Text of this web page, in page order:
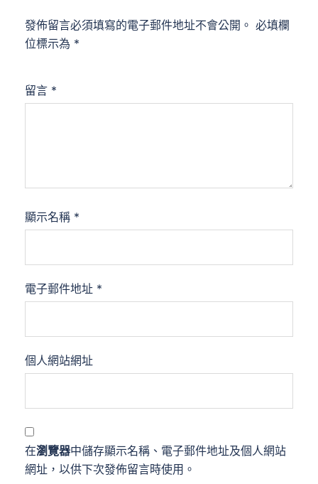
發佈留言必須填寫的電子郵件地址不會公開。 必填欄
位標示為 *
留言 *
顯示名稱 *
電子郵件地址 *
個人網站網址
在瀏覽器中儲存顯示名稱、電子郵件地址及個人網站
網址，以供下次發佈留言時使用。